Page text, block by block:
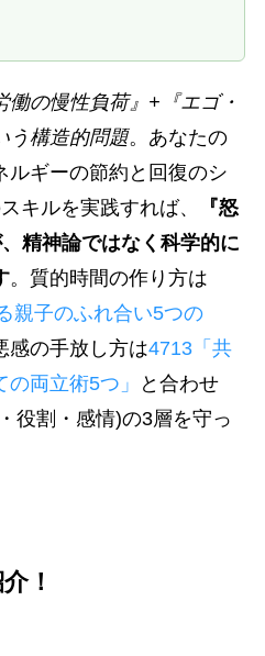
働の慢性負荷』+『エゴ・
う構造的問題。あなたの
ルギーの節約と回復のシ
キルを実践すれば、
『怒
精神論ではなく科学的に
。質的時間の作り方は
親子のふれ合い5つの
感の手放し方は4713「共
両立術5つ」
と合わせ
役割・感情)の3層を守っ
！